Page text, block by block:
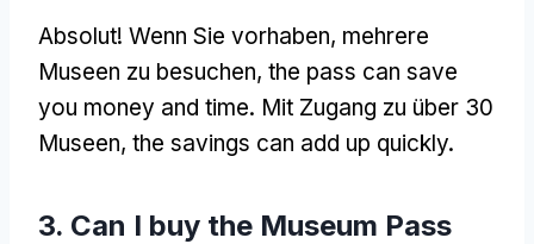
Absolut! Wenn Sie vorhaben, mehrere
Museen zu besuchen, the pass can save
you money and time. Mit Zugang zu über 30
Museen, the savings can add up quickly.
3. Can I buy the Museum Pass